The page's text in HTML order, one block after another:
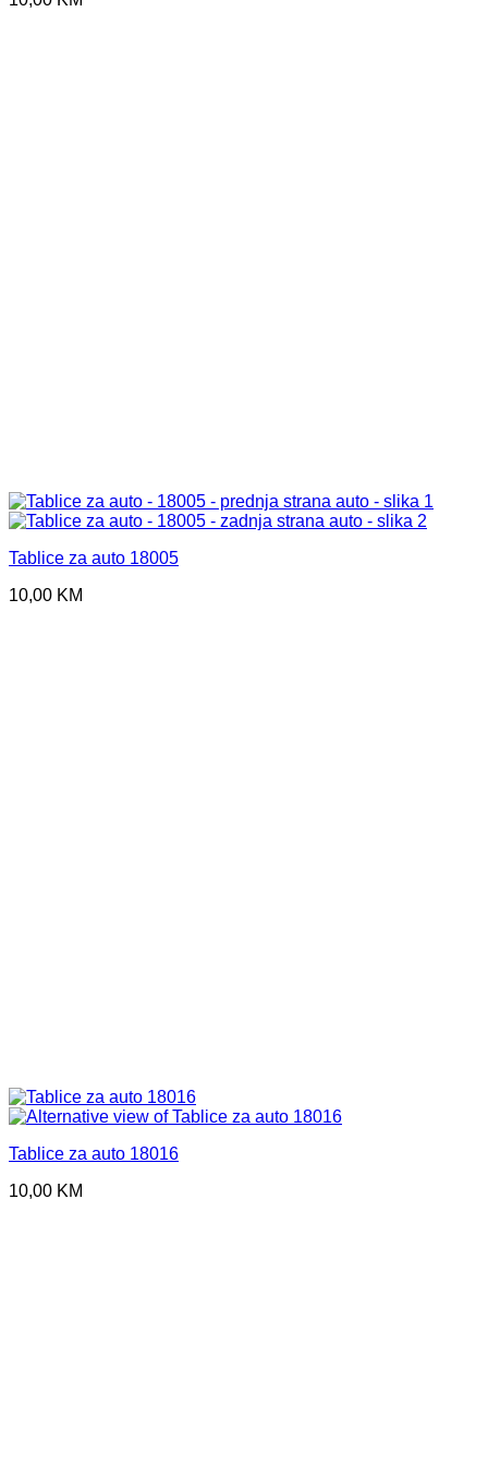
Tablice za auto 18005
10,00 KM
Tablice za auto 18016
10,00 KM